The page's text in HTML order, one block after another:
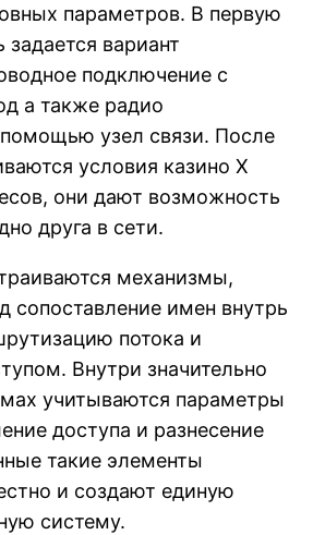
параметров. В первую
вариант
подключение с
а также радио
узел связи. После
условия казино Х
они дают возможность
друга в сети.
механизмы,
сопоставление имен внутрь
потока и
Внутри значительно
учитываются параметры
доступа и разнесение
такие элементы
и создают единую
систему.